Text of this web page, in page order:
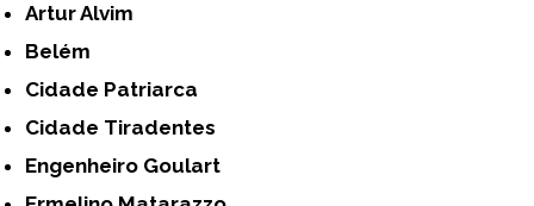
Artur Alvim
Belém
Cidade Patriarca
Cidade Tiradentes
Engenheiro Goulart